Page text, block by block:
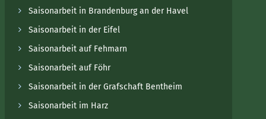
Saisonarbeit in Brandenburg an der Havel
Saisonarbeit in der Eifel
Saisonarbeit auf Fehmarn
Saisonarbeit auf Föhr
Saisonarbeit in der Grafschaft Bentheim
Saisonarbeit im Harz